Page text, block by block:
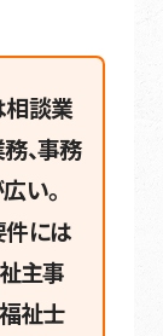
談業
、事務
い。
には
主事
祉士